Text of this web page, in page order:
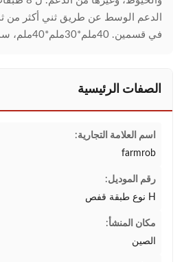
الدعم الوسط عن طريق ثني أكثر من
في قسمين. 40ملم*30ملم*40ملم، سمك: 1.8/2.0/2.5ما...
الصفات الرئيسية
اسم العلامة التجارية:
farmrob
رقم الموديل:
H نوع طبقة قفص
مكان المنشأ:
الصين